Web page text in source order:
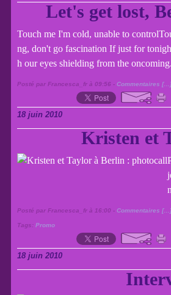
Let's get lost,
Touch me I'm cold, unable to
ng, don't go fascination If just for
h our eyes shielding from the
Posté par Francesca_fr à 09:56 - Commentaires [… ]
18 juin 2010
Kristen et
Posté par Francesca_fr à 16:00 - Commentaires [… ]
Tags: Promo
18 juin 2010